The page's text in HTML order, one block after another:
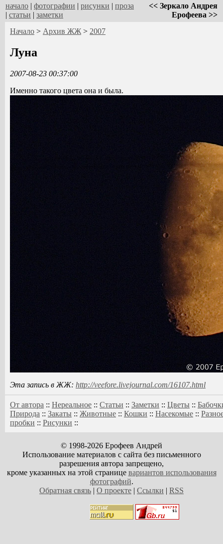
начало | фотографии | рисунки | проза
| статьи | заметки
<< Зеркало Андрея
Ерофеева >>
Начало > Архив ЖЖ > 2007
Луна
2007-08-23 00:37:00
Именно такого цвета она и была.
Эта запись в ЖЖ: http://veefore.livejournal.com/16107.html
От автора :: Нереальное :: Статьи :: Заметки :: Цветы ::
Природа :: Закаты :: Животные :: Кошки :: Насекомые ::
пробки :: Рисунки ::
© 1998-2026 Ерофеев Андрей
Использование материалов с сайта без письменного
разрешения автора запрещено,
кроме указанных на этой странице вариантов использования
фотографий.
Обратная связь | О проекте | Ссылки | RSS